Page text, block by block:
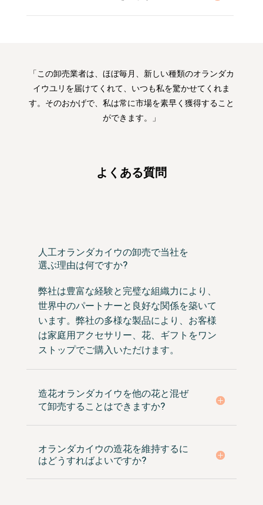
「この卸売業者は、ほぼ毎月、新しい種類のオランダカ
イウユリを届けてくれて、いつも私を驚かせてくれま
す。そのおかげで、私は常に市場を素早く獲得すること
ができます。」
よくある質問
人工オランダカイウの卸売で当社を
選ぶ理由は何ですか?
弊社は豊富な経験と完璧な組織力により、
世界中のパートナーと良好な関係を築いて
います。弊社の多様な製品により、お客様
は家庭用アクセサリー、花、ギフトをワン
ストップでご購入いただけます。
造花オランダカイウを他の花と混ぜ
て卸売することはできますか?
オランダカイウの造花を維持するに
はどうすればよいですか?